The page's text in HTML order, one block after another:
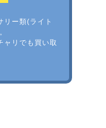
リー類(ライト
ャリでも買い取